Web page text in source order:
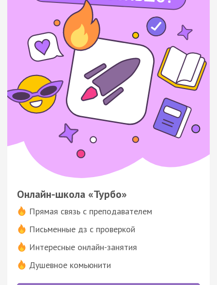
Онлайн-школа «Турбо»
Прямая связь с преподавателем
Письменные дз с проверкой
Интересные онлайн-занятия
Душевное комьюнити